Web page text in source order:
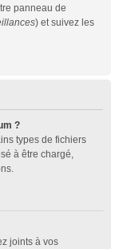
panneau de
) et suivez les
?
types de fichiers
à être chargé,
joints à vos